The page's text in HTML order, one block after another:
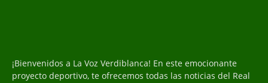
¡Bienvenidos a La Voz Verdiblanca! En este emocionante
proyecto deportivo, te ofrecemos todas las noticias del Real